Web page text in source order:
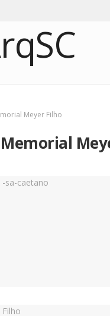
Meyer Filho
Memorial